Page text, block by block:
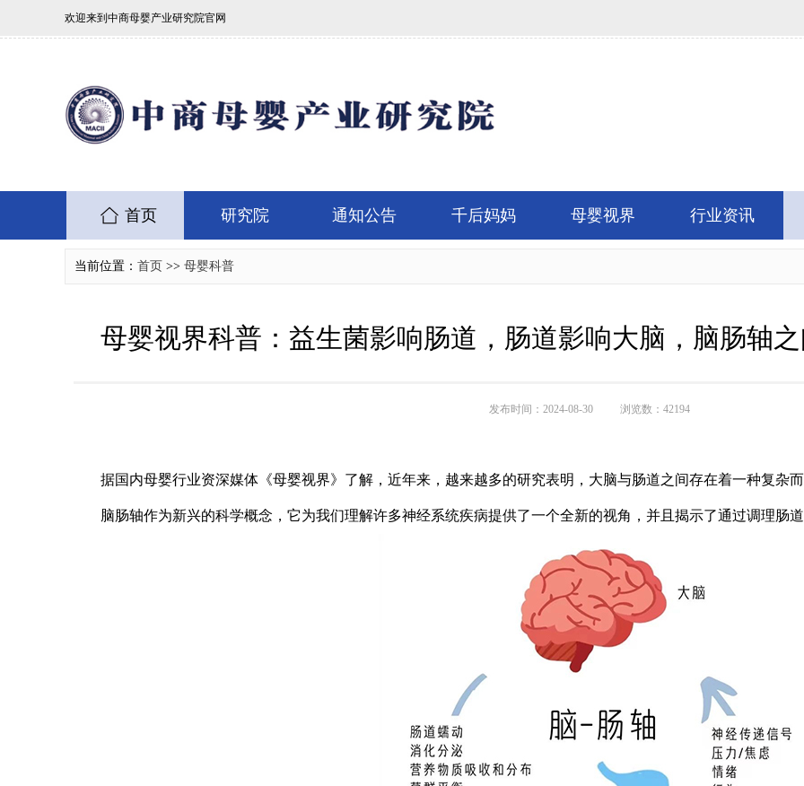
欢迎来到中商母婴产业研究院官网
首页 研究院 通知公告 千后妈妈 母婴视界 行业资讯
当前位置： 首页 >> 母婴科普
母婴视界科普：益生菌影响肠道，肠道影响大脑，脑肠轴
发布时间：2024-08-30 浏览数：42194
据国内母婴行业资深媒体《母婴视界》了解，近年来，越来越多的研究表明，大脑与肠道之间存在着一种复杂
脑肠轴作为新兴的科学概念，它为我们理解许多神经系统疾病提供了一个全新的视角，并且揭示了通过调理肠